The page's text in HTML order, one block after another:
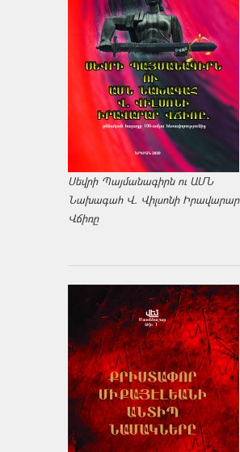
Սեվրի Պայմանագիրն ու ԱՄՆ
Նախագահ Վ. Վիլսոնի Իրավարար
Վճիռը